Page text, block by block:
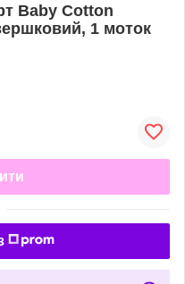
Baby Cotton
1 моток